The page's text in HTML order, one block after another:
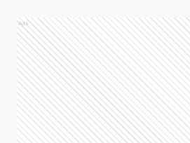
Ads